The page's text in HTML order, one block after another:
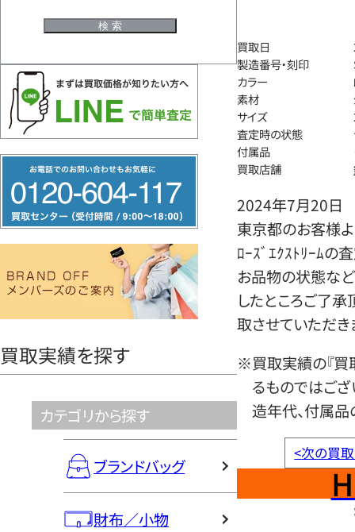
リ
ー
ヤ
買取実績を探す
カテゴリから探す
ブランドバッグ
財布／小物
買取日
製造番号・刻印
カラー
素材
サイズ
査定時の状態
付属品
買取店舗
2024年7月20日
東京都のお客様
ﾛｰｽﾞｴｸｽﾄﾘｰﾑの
お品物の状態など
したところご了
取させていただき
※買取実績の『買
るものではござ
造年代、付属品
<次の買